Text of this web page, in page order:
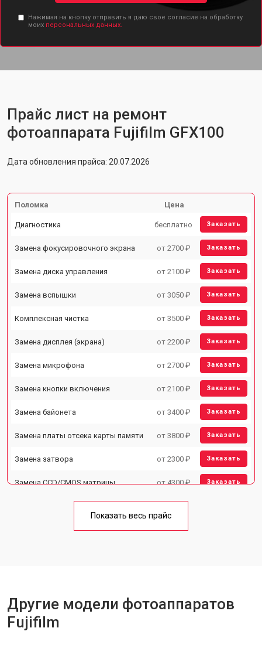
Нажимая на кнопку отправить я даю свое согласие на обработку
моих персональных данных.
Прайс лист на ремонт
фотоаппарата Fujifilm GFX100
Дата обновления прайса: 20.07.2026
Поломка Цена
Диагностика бесплатно Заказать
Замена фокусировочного экрана от 2700 ₽ Заказать
Замена диска управления от 2100 ₽ Заказать
Замена вспышки от 3050 ₽ Заказать
Комплексная чистка от 3500 ₽ Заказать
Замена дисплея (экрана) от 2200 ₽ Заказать
Замена микрофона от 2700 ₽ Заказать
Замена кнопки включения от 2100 ₽ Заказать
Замена байонета от 3400 ₽ Заказать
Замена платы отсека карты памяти от 3800 ₽ Заказать
Замена затвора от 2300 ₽ Заказать
Замена CCD/CMOS матрицы от 4300 ₽ Заказать
Показать весь прайс
Другие модели фотоаппаратов
Fujifilm